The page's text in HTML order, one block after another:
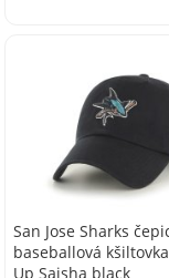
San Jose Sharks
baseballová
Up Sajsha black